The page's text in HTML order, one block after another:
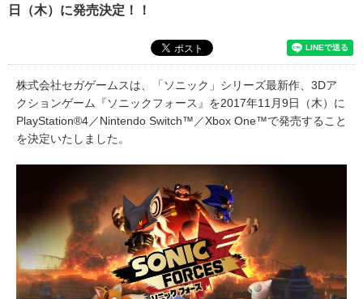
物販
日（木）に発売決定！！
株式会社セガゲームスは、「ソニック」シリーズ最新作、3Dア
クションゲーム『ソニックフォース』を2017年11月9日（木）に
PlayStation®4／Nintendo Switch™／Xbox One™で発売すること
を決定いたしました。